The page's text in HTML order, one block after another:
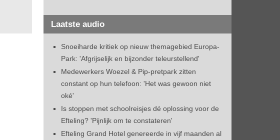
Laatste audio
Snoeiharde kritiek op nieuw themagebied Europa-
Park: 'Afgrijselijk en bijzonder teleurstellend'
Medewerkers Woezel & Pip-pretpark zitten
constant op hun telefoon: 'Het was gewoon niet
oké'
Is stoppen met schoolreisjes dé oplossing voor de
Efteling? 'Pijnlijk om te constateren'
Efteling Grand Hotel genereerde in vijf maanden al